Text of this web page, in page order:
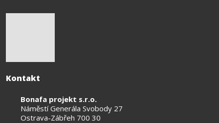
Kontakt
Bonafa projekt s.r.o.
Náměstí Generála Svobody 27
Ostrava-Zábřeh 700 30